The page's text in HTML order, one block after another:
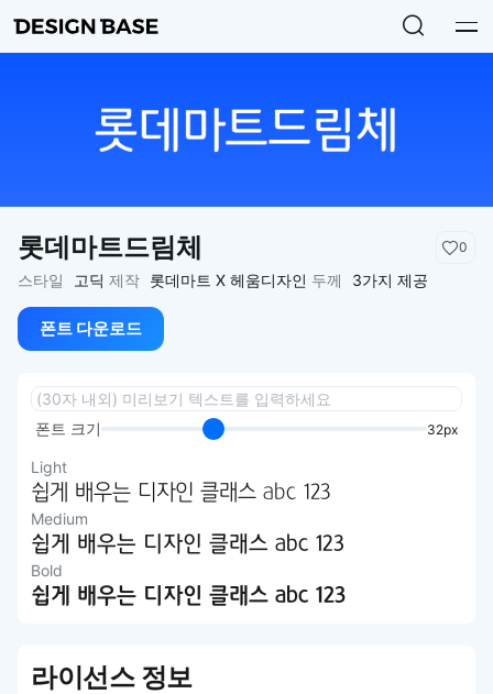
롯데마트드림체 0
스타일 고딕 제작 롯데마트 X 헤움디자인 두께 3가지 제공
폰트 다운로드
폰트 크기 32px
Light
쉽게 배우는 디자인 클래스 abc 123
Medium
쉽게 배우는 디자인 클래스 abc 123
Bold
쉽게 배우는 디자인 클래스 abc 123
라이선스 정보